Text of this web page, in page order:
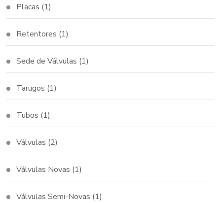
Placas (1)
Retentores (1)
Sede de Válvulas (1)
Tarugos (1)
Tubos (1)
Válvulas (2)
Válvulas Novas (1)
Válvulas Semi-Novas (1)